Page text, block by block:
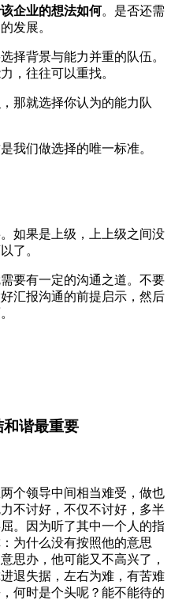
企业的想法如何。是否还需
发展。
择背景与能力并重的队伍。
，往往可以重找。
那就选择你认为的能力队
我们做选择的唯一标准。
如果是上级，上上级之间没
了。
要有一定的沟通之道。不要
汇报沟通的前提启示，然后
谐最重要
个领导中间相当难受，做也
不讨好，不仅不讨好，多半
。因为听了其中一个人的指
为什么没有按照他的意思
思办，他可能又不高兴了，
退失据，左右为难，有苦难
何时是个头呢？能不能待的